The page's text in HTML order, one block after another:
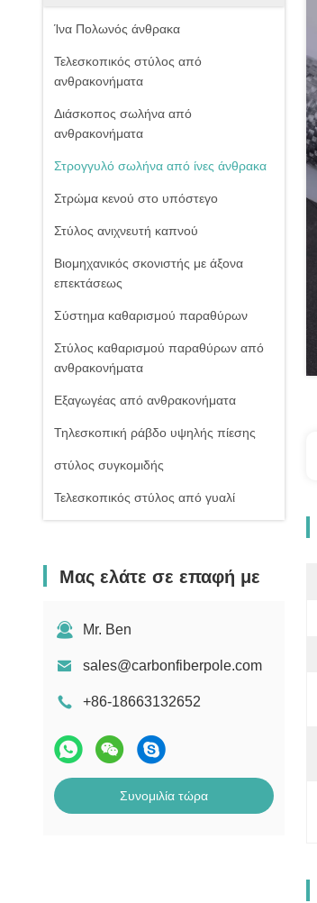
Ίνα Πολωνός άνθρακα
Τελεσκοπικός στύλος από
ανθρακονήματα
Διάσκοπος σωλήνα από
ανθρακονήματα
Στρογγυλό σωλήνα από ίνες άνθρακα
Στρώμα κενού στο υπόστεγο
Στύλος ανιχνευτή καπνού
Βιομηχανικός σκονιστής με άξονα
επεκτάσεως
Σύστημα καθαρισμού παραθύρων
Στύλος καθαρισμού παραθύρων από
ανθρακονήματα
Εξαγωγέας από ανθρακονήματα
Τηλεσκοπική ράβδο υψηλής πίεσης
στύλος συγκομιδής
Τελεσκοπικός στύλος από γυαλί
Μας ελάτε σε επαφή με
Mr. Ben
sales@carbonfiberpole.com
+86-18663132652
Συνομιλία τώρα